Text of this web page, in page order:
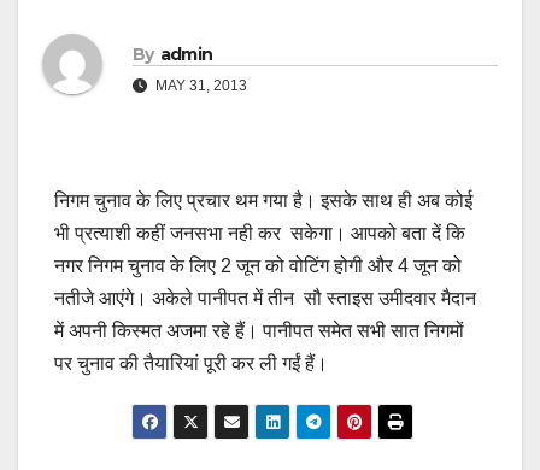
By admin
MAY 31, 2013
निगम चुनाव के लिए प्रचार थम गया है। इसके साथ ही अब कोई
भी प्रत्याशी कहीं जनसभा नही कर सकेगा। आपको बता दें कि
नगर निगम चुनाव के लिए 2 जून को वोटिंग होगी और 4 जून को
नतीजे आएंगे। अकेले पानीपत में तीन सौ स्ताइस उमीदवार मैदान
में अपनी किस्मत अजमा रहे हैं। पानीपत समेत सभी सात निगमों
पर चुनाव की तैयारियां पूरी कर ली गईं हैं।